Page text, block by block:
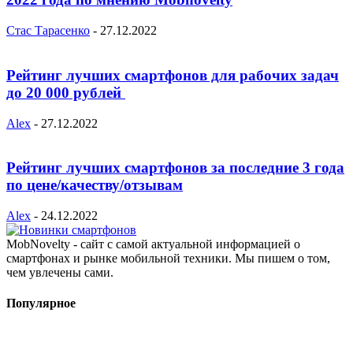
Стас Тарасенко - 27.12.2022
Рейтинг лучших смартфонов для рабочих задач
до 20 000 рублей
Alex - 27.12.2022
Рейтинг лучших смартфонов за последние 3 года
по цене/качеству/отзывам
Alex - 24.12.2022
MobNovelty - сайт с самой актуальной информацией о
смартфонах и рынке мобильной техники. Мы пишем о том,
чем увлечены сами.
Популярное